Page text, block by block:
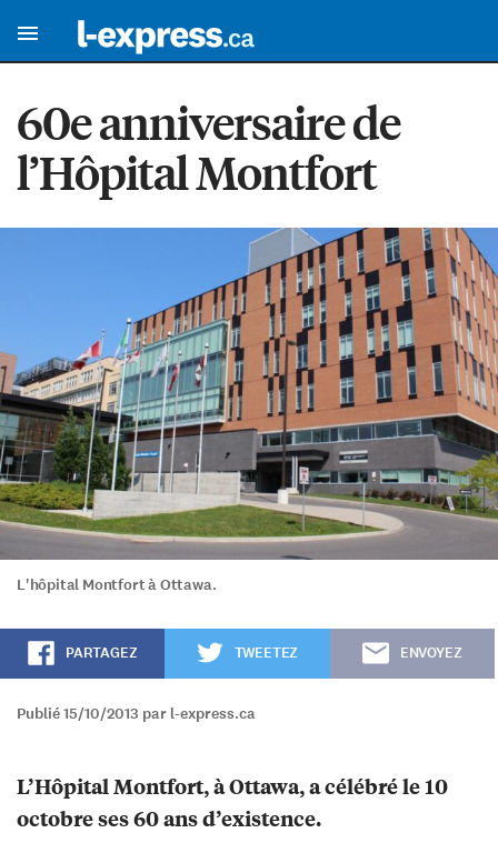
60e anniversaire de
l’Hôpital Montfort
L'hôpital Montfort à Ottawa.
PARTAGEZ TWEETEZ ENVOYEZ
Publié 15/10/2013 par l-express.ca
L’Hôpital Montfort, à Ottawa, a célébré le 10
octobre ses 60 ans d’existence.